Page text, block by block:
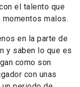
el talento que
malos.
en la parte de
y saben lo que es
como son
con unas